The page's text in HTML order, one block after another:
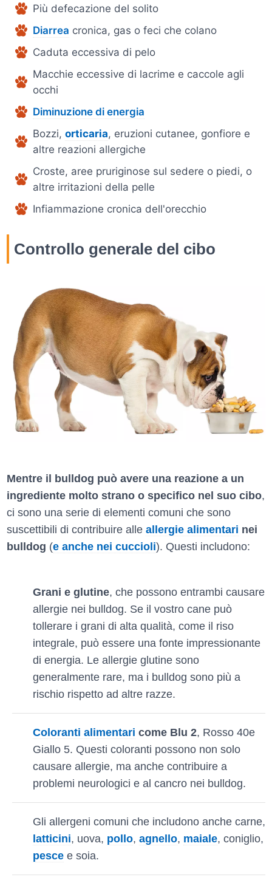
Più defecazione del solito
Diarrea cronica, gas o feci che colano
Caduta eccessiva di pelo
Macchie eccessive di lacrime e caccole agli
occhi
Diminuzione di energia
Bozzi,orticaria, eruzioni cutanee, gonfiore e
altre reazioni allergiche
Croste, aree pruriginose sul sedere o piedi, o
altre irritazioni della pelle
Infiammazione cronica dell'orecchio
Controllo generale del cibo
Mentre il bulldog può avere una reazione a un
ingrediente molto strano o specifico nel suo cibo,
ci sono una serie di elementi comuni che sono
suscettibili di contribuire alle allergie alimentari nei
bulldog (e anche nei cuccioli). Questi includono:
Grani e glutine, che possono entrambi causare
allergie nei bulldog. Se il vostro cane può
tollerare i grani di alta qualità, come il riso
integrale, può essere una fonte impressionante
di energia. Le allergie glutine sono
generalmente rare, ma i bulldog sono più a
rischio rispetto ad altre razze.
Coloranti alimentari come Blu 2, Rosso 40e
Giallo 5. Questi coloranti possono non solo
causare allergie, ma anche contribuire a
problemi neurologici e al cancro nei bulldog.
Gli allergeni comuni che includono anche carne,
latticini, uova, pollo,agnello, maiale, coniglio,
pesce e soia.